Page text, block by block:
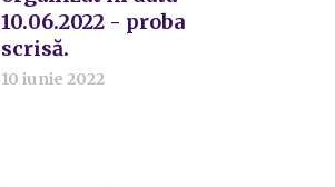
10.06.2022 - proba
scrisă.
10 iunie 2022